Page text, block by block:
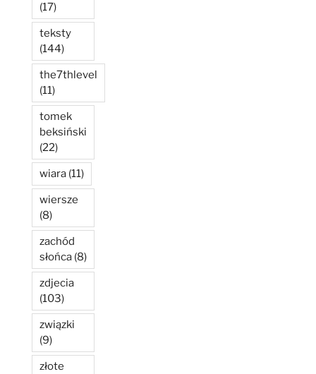
(17)
teksty
(144)
the7thlevel
(11)
tomek
beksiński
(22)
wiara (11)
wiersze
(8)
zachód
słońca (8)
zdjecia
(103)
związki
(9)
złote